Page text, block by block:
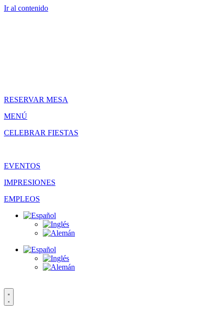
Ir al contenido
RESERVAR MESA
MENÚ
CELEBRAR FIESTAS
EVENTOS
IMPRESIONES
EMPLEOS